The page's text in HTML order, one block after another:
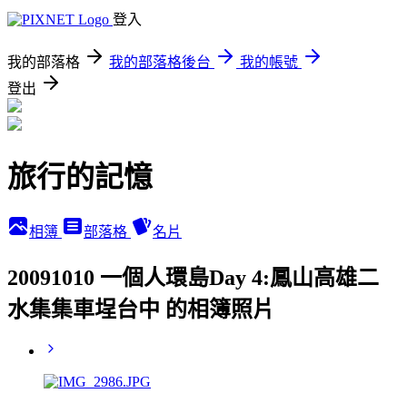
登入
我的部落格 我的部落格後台
我的帳號
登出
旅行的記憶
相簿 部落格 名片
20091010 一個人環島Day 4:鳳山高雄二
水集集車埕台中 的相簿照片